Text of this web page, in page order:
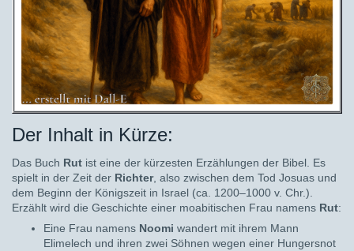
Der Inhalt in Kürze:
Das Buch Rut ist eine der kürzesten Erzählungen der Bibel. Es
spielt in der Zeit der Richter, also zwischen dem Tod Josuas und
dem Beginn der Königszeit in Israel (ca. 1200–1000 v. Chr.).
Erzählt wird die Geschichte einer moabitischen Frau namens Rut:
Eine Frau namens Noomi wandert mit ihrem Mann
Elimelech und ihren zwei Söhnen wegen einer Hungersnot